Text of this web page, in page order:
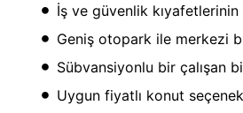
İş ve güvenlik
Geniş otopark ile merkezi
Sübvansiyonlu bir çalışan
Uygun fiyatlı konut